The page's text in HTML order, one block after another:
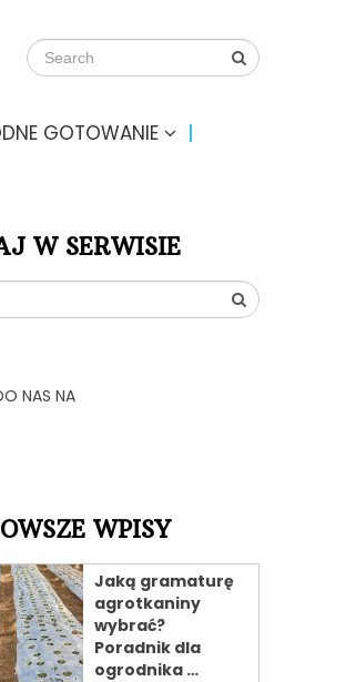
GOTOWANIE
W SERWISIE
NAS NA
WPISY
Jaką gramaturę
agrotkaniny
wybrać?
Poradnik dla
ogrodnika …